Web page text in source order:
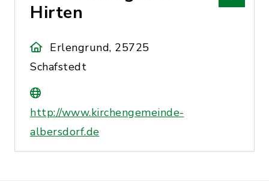
Hirten
Erlengrund, 25725
Schafstedt
http://www.kirchengemeinde-
albersdorf.de